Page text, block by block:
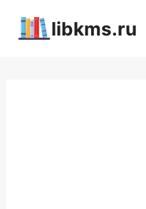
libkms.ru